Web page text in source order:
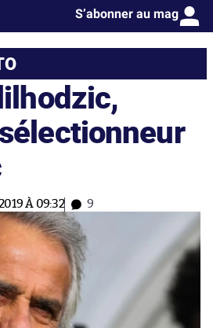
S’abonner au mag
À 09:32 9